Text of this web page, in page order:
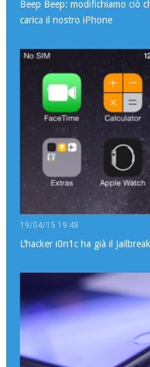
Beep Beep: modifichiamo ciò
carica il nostro iPhone
19/04/15 19:48
L’hacker i0n1c ha già il